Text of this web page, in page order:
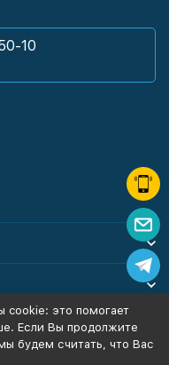
10
cookie: это помогает
Если Вы продолжите
будем считать, что Вас